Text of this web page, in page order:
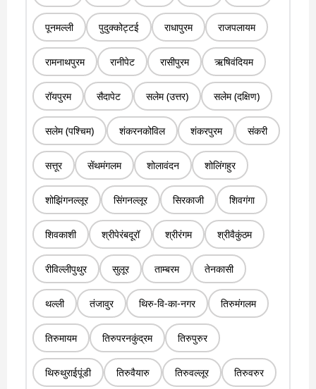
पूनमल्ली पुदुक्कोट्टई राधापुरम राजपलायम
रामनाथपुरम रानीपेट रासीपुरम ऋषिवंदियम
रॉयपुरम सैदापेट सलेम (उत्तर) सलेम (दक्षिण)
सलेम (पश्चिम) शंकरनकोविल शंकरपुरम संकरी
सत्तूर सेंथमंगलम शोलावंदन शोलिंगहुर
शोझिंगनल्लूर सिंगनल्लूर सिरकाजी शिवगंगा
शिवकाशी श्रीपेरंबदूरॉ श्रीरंगम श्रीवैकुंठम
रीविल्लीपुथुर सुलूर ताम्बरम तेनकासी
थल्ली तंजावुर थिरु-वि-का-नगर तिरुमंगलम
तिरुमायम तिरुपरनकुंद्रम तिरुपुरुर
थिरुथुराईपूंडी तिरुवैयारु तिरुवल्लूर तिरुवरुर